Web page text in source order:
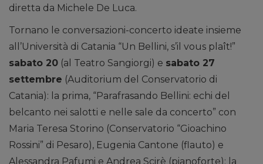
diretta da Michele De Luca.
Tornano le conversazioni-concerto ideate insieme
all’Università di Catania “Un Bellini, s’il vous plaît!”
sabato 20 (al Teatro Sangiorgi) e sabato 27
settembre (Auditorium del Conservatorio di
Catania): la prima, “Parafrasando Bellini: echi del
belcanto nei salotti e nelle sale da concerto” con
Maria Teresa Storino (Conservatorio “Gioachino
Rossini” di Pesaro), Eugenia Cantone (flauto) e
Alessandra Pafumi e Andrea Scirè (pianoforte); la